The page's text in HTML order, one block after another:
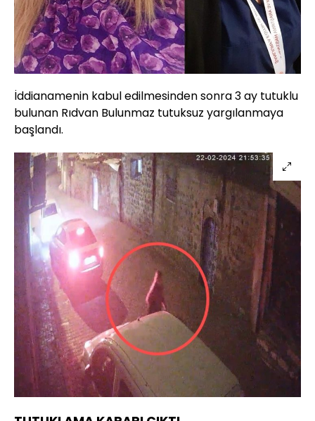
İddianamenin kabul edilmesinden sonra 3 ay tutuklu
bulunan Rıdvan Bulunmaz tutuksuz yargılanmaya
başlandı.